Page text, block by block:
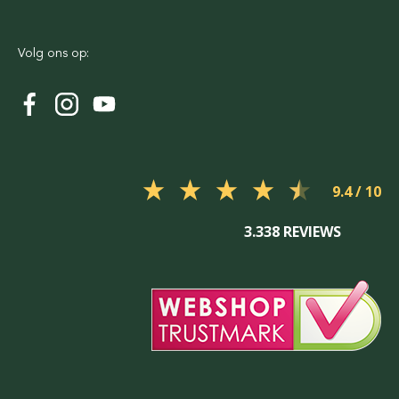
Volg ons op:
9.4
3.338 REVIEWS